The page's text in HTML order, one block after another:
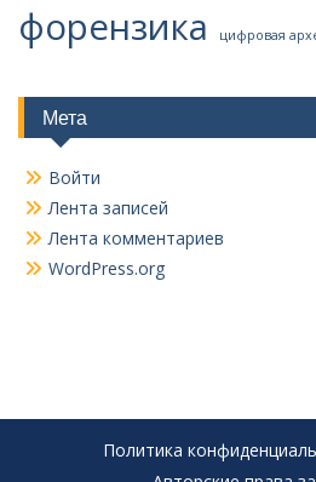
форензика цифровая
Мета
Войти
Лента записей
Лента комментариев
WordPress.org
Политика